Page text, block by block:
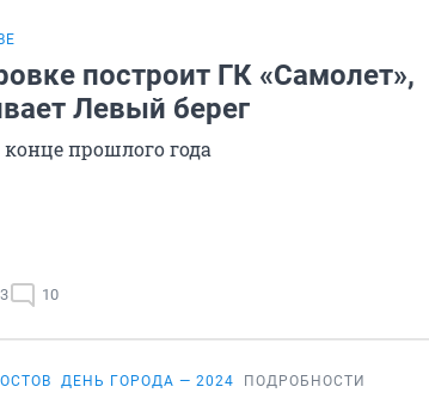
построит ГК «Самолет»,
Левый берег
прошлого года
10
ДЕНЬ ГОРОДА — 2024 ПОДРОБНОСТИ